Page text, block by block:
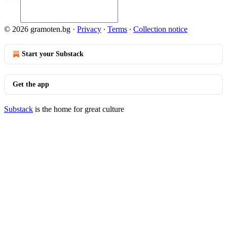
© 2026 gramoten.bg · Privacy ∙ Terms ∙ Collection notice
Start your Substack
Get the app
Substack is the home for great culture